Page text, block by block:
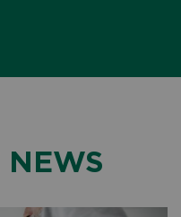
NEWS